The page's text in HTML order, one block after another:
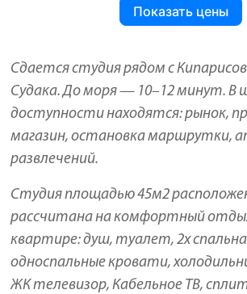
Показать цены
Сдается студия рядом с
Судака. До моря — 10–12 минут. В
доступности находятся: рынок,
магазин, остановка маршрутки,
развлечений.
Студия площадью 45м2
рассчитана на комфортный отдых
квартире: душ, туалет, 2х
односпальные кровати,
ЖК телевизор, Кабельное ТВ,